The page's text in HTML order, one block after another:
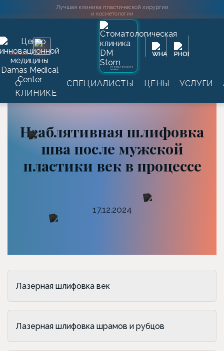
Лучшая клиника пластической хирургии
и косметологии
SINCE2016
СТОМАТОЛОГИЯ
DAMAS
О
КЛИНИКЕ
СПЕЦИАЛИСТЫ ЦЕНЫ УСЛУГИ
Главная
шлифовка шва после мужской пластики век в
Неаблятивная шлифовка
шва после мужской
пластики век в процессе
17.12.2024
Лазерная шлифовка век
Лазерная шлифовка шрамов и рубцов